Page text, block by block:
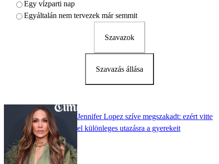
Egy vízparti nap
Egyáltalán nem tervezek már semmit
Szavazok
Szavazás állása
Jennifer Lopez szíve megszakadt: ezért vitte
el különleges utazásra a gyerekeit